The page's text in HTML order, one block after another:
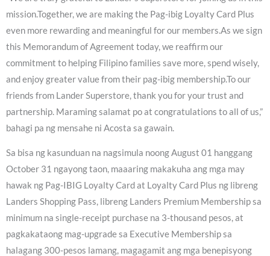
mission.Together, we are making the Pag-ibig Loyalty Card Plus
even more rewarding and meaningful for our members.As we sign
this Memorandum of Agreement today, we reaffirm our
commitment to helping Filipino families save more, spend wisely,
and enjoy greater value from their pag-ibig membership.To our
friends from Lander Superstore, thank you for your trust and
partnership. Maraming salamat po at congratulations to all of us,”
bahagi pa ng mensahe ni Acosta sa gawain.
Sa bisa ng kasunduan na nagsimula noong August 01 hanggang
October 31 ngayong taon, maaaring makakuha ang mga may
hawak ng Pag-IBIG Loyalty Card at Loyalty Card Plus ng libreng
Landers Shopping Pass, libreng Landers Premium Membership sa
minimum na single-receipt purchase na 3-thousand pesos, at
pagkakataong mag-upgrade sa Executive Membership sa
halagang 300-pesos lamang, magagamit ang mga benepisyong